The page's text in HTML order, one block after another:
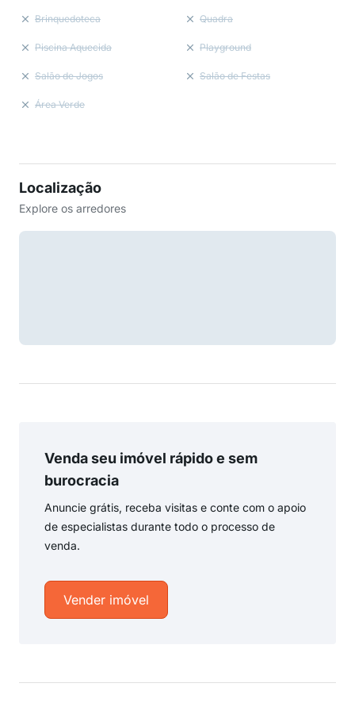
Brinquedoteca Quadra
Piscina Aquecida Playground
Salão de Jogos Salão de Festas
Área Verde
Localização
Explore os arredores
Venda seu imóvel rápido e sem
burocracia
Anuncie grátis, receba visitas e conte com o apoio
de especialistas durante todo o processo de
venda.
Vender imóvel